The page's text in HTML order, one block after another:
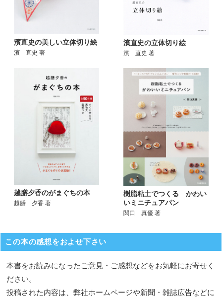
濱直史の美しい立体切り絵
濱 直史 著
濱直史の立体切り絵
濱 直史 著
越膳夕香のがまぐちの本
越膳 夕香 著
樹脂粘土でつくる かわい
いミニチュアパン
関口 真優 著
この本の感想をおよせ下さい
本書をお読みになったご意見・ご感想などをお気軽にお寄せく
ださい。
投稿された内容は、弊社ホームページや新聞・雑誌広告などに